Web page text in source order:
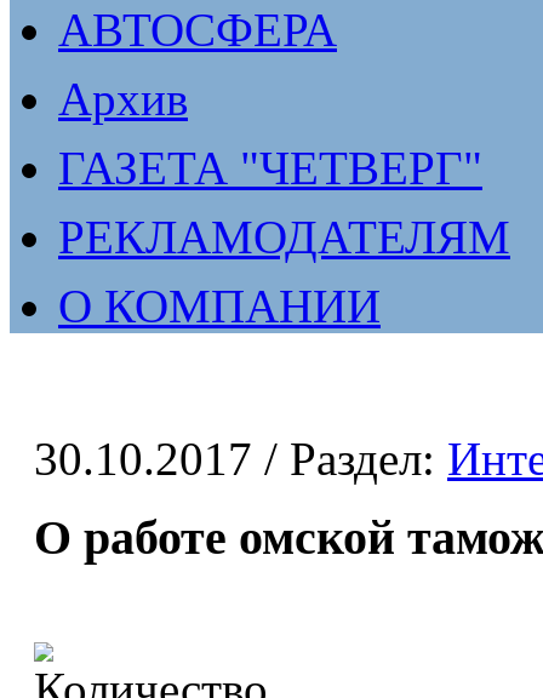
АВТОСФЕРА
Архив
ГАЗЕТА "ЧЕТВЕРГ"
РЕКЛАМОДАТЕЛЯМ
О КОМПАНИИ
30.10.2017 / Раздел:
О работе омской